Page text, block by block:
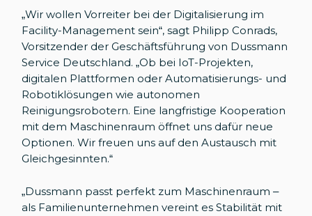
„Wir wollen Vorreiter bei der Digitalisierung im
Facility-Management sein“, sagt Philipp Conrads,
Vorsitzender der Geschäftsführung von Dussmann
Service Deutschland. „Ob bei IoT-Projekten,
digitalen Plattformen oder Automatisierungs- und
Robotiklösungen wie autonomen
Reinigungsrobotern. Eine langfristige Kooperation
mit dem Maschinenraum öffnet uns dafür neue
Optionen. Wir freuen uns auf den Austausch mit
Gleichgesinnten.“
„Dussmann passt perfekt zum Maschinenraum –
als Familienunternehmen vereint es Stabilität mit